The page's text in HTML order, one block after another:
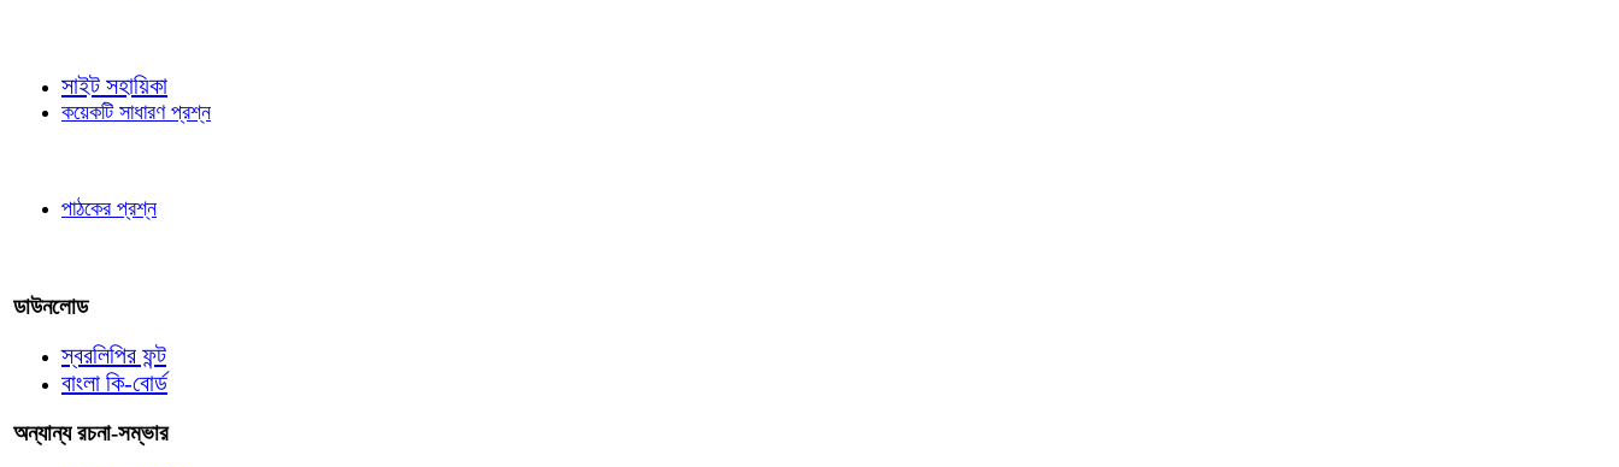
সাইট সহায়িকা
কয়েকটি সাধারণ প্রশ্ন
পাঠকের প্রশ্ন
ডাউনলোড
স্বরলিপির ফন্ট
বাংলা কি-বোর্ড
অন্যান্য রচনা-সম্ভার